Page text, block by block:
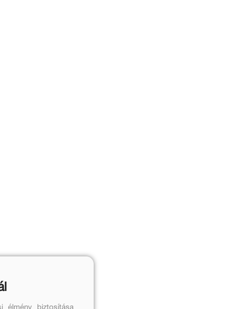
élmény biztosítása